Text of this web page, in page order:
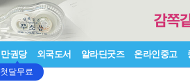
만권당
첫달무료
외국도서 알라딘굿즈 온라인중고